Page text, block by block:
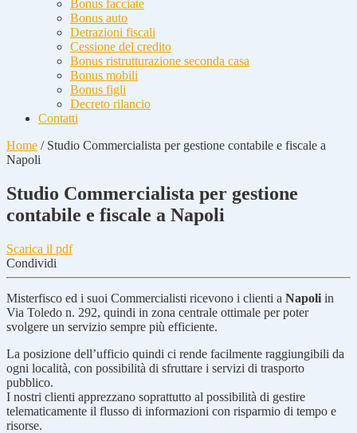
Bonus facciate
Bonus auto
Detrazioni fiscali
Cessione del credito
Bonus ristrutturazione seconda casa
Bonus mobili
Bonus figli
Decreto rilancio
Contatti
Home / Studio Commercialista per gestione contabile e fiscale a
Napoli
Studio Commercialista per gestione
contabile e fiscale a Napoli
Scarica il pdf
Condividi
Misterfisco ed i suoi Commercialisti ricevono i clienti a Napoli in
Via Toledo n. 292, quindi in zona centrale ottimale per poter
svolgere un servizio sempre più efficiente.
La posizione dell’ufficio quindi ci rende facilmente raggiungibili da
ogni località, con possibilità di sfruttare i servizi di trasporto
pubblico.
I nostri clienti apprezzano soprattutto al possibilità di gestire
telematicamente il flusso di informazioni con risparmio di tempo e
risorse.